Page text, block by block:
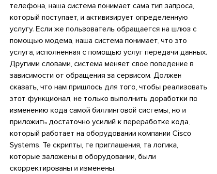
телефона, наша система понимает сама тип запроса,
который поступает, и активизирует определенную
услугу. Если же пользователь обращается на шлюз с
помощью модема, наша система понимает, что это
услуга, исполненная с помощью услуг передачи данных.
Другими словами, система меняет свое поведение в
зависимости от обращения за сервисом. Должен
сказать, что нам пришлось для того, чтобы реализовать
этот функционал, не только выполнить доработки по
изменению кода самой биллинговой системы, но и
приложить достаточно усилий к переработке кода,
который работает на оборудовании компании Cisco
Systems. Те скрипты, те приглашения, та логика,
которые заложены в оборудовании, были
скорректированы и изменены.